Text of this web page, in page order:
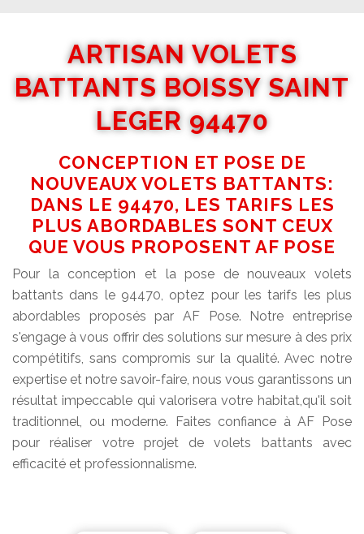
ARTISAN VOLETS
BATTANTS BOISSY SAINT
LEGER 94470
CONCEPTION ET POSE DE
NOUVEAUX VOLETS BATTANTS:
DANS LE 94470, LES TARIFS LES
PLUS ABORDABLES SONT CEUX
QUE VOUS PROPOSENT AF POSE
Pour la conception et la pose de nouveaux volets
battants dans le 94470, optez pour les tarifs les plus
abordables proposés par AF Pose. Notre entreprise
s'engage à vous offrir des solutions sur mesure à des prix
compétitifs, sans compromis sur la qualité. Avec notre
expertise et notre savoir-faire, nous vous garantissons un
résultat impeccable qui valorisera votre habitat,qu'il soit
traditionnel, ou moderne. Faites confiance à AF Pose
pour réaliser votre projet de volets battants avec
efficacité et professionnalisme.